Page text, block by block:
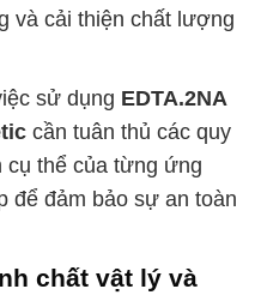
và cải thiện chất lượng
sử dụng EDTA.2NA
cần tuân thủ các quy
cụ thể của từng ứng
để đảm bảo sự an toàn
chất vật lý và